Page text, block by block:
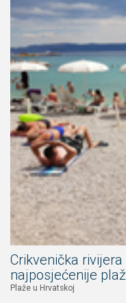
Crikvenička
najposjećenije
Plaže u Hrvatskoj